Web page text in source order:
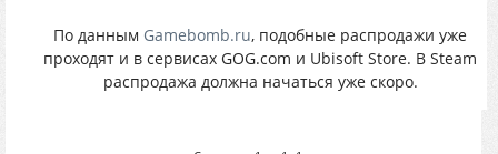
По данным Gamebomb.ru, подобные распродажи уже
проходят и в сервисах GOG.com и Ubisoft Store. В Steam
распродажа должна начаться уже скоро.